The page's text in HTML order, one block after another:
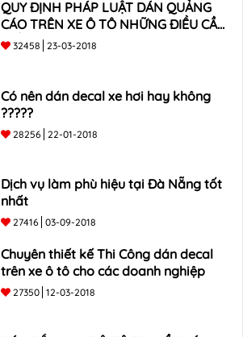
QUY ĐỊNH PHÁP LUẬT DÁN QUẢNG
CÁO TRÊN XE Ô TÔ NHỮNG ĐIỀU CẦN
BIẾT mới nhất 2018 ???
32458 23-03-2018
Có nên dán decal xe hơi hay không
?????
28256 22-01-2018
Dịch vụ làm phù hiệu tại Đà Nẵng tốt
nhất
27416 03-09-2018
Chuyên thiết kế Thi Công dán decal
trên xe ô tô cho các doanh nghiệp
27350 12-03-2018